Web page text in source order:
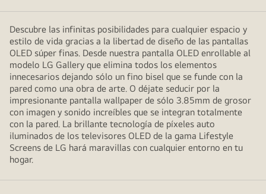
Descubre las infinitas posibilidades para cualquier espacio y
estilo de vida gracias a la libertad de diseño de las pantallas
OLED súper finas. Desde nuestra pantalla OLED enrollable al
modelo LG Gallery que elimina todos los elementos
innecesarios dejando sólo un fino bisel que se funde con la
pared como una obra de arte. O déjate seducir por la
impresionante pantalla wallpaper de sólo 3.85mm de grosor
con imagen y sonido increíbles que se integran totalmente
con la pared. La brillante tecnología de píxeles auto
iluminados de los televisores OLED de la gama Lifestyle
Screens de LG hará maravillas con cualquier entorno en tu
hogar.